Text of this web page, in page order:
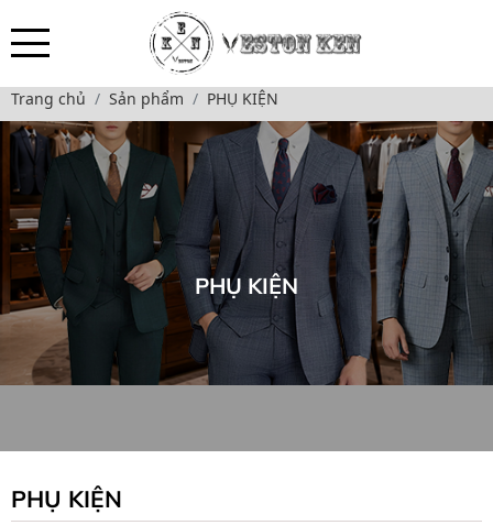
Trang chủ Sản phẩm PHỤ KIỆN
PHỤ KIỆN
PHỤ KIỆN